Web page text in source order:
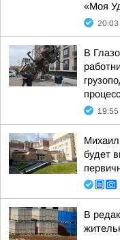
«Моя
20:03
В
19:55
будет
В